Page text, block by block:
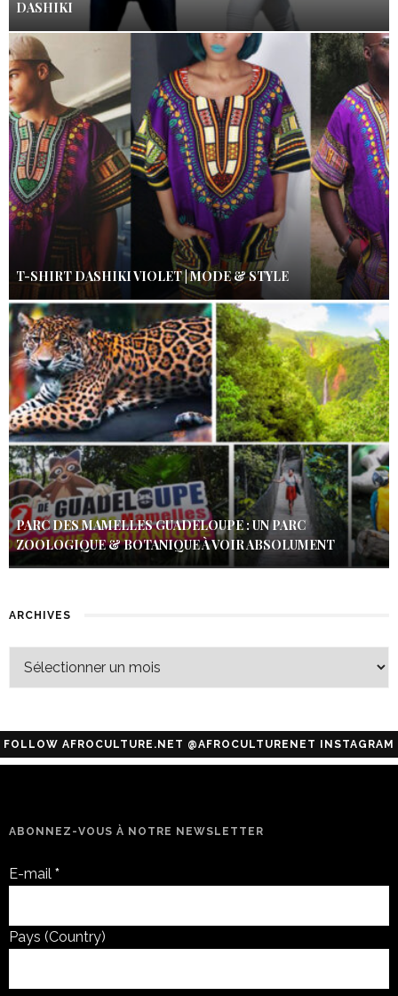
DASHIKI
T-SHIRT DASHIKI VIOLET | MODE & STYLE
PARC DES MAMELLES GUADELOUPE : UN PARC
ZOOLOGIQUE & BOTANIQUE À VOIR ABSOLUMENT
ARCHIVES
FOLLOW AFROCULTURE.NET @AFROCULTURENET INSTAGRAM
Configuration error or no pictures...
ABONNEZ-VOUS À NOTRE NEWSLETTER
E-mail *
Pays (Country)